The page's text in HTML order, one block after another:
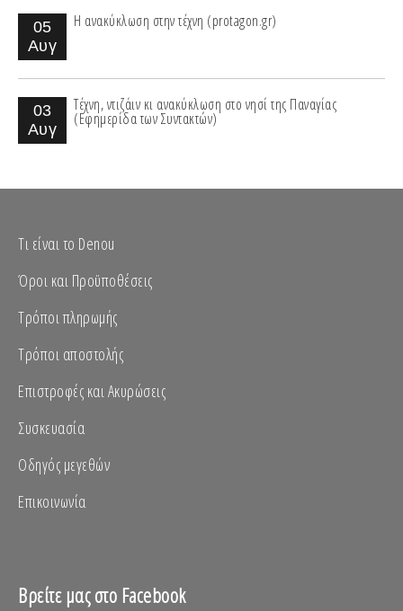
05
Αυγ
Η ανακύκλωση στην τέχνη (protagon.gr)
03
Αυγ
Τέχνη, ντιζάιν κι ανακύκλωση στο νησί της Παναγίας
(Εφημερίδα των Συντακτών)
Τι είναι το Denou
Όροι και Προϋποθέσεις
Τρόποι πληρωμής
Τρόποι αποστολής
Επιστροφές και Ακυρώσεις
Συσκευασία
Οδηγός μεγεθών
Επικοινωνία
Βρείτε μας στο Facebook